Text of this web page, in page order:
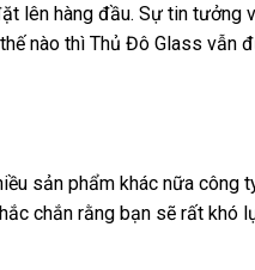
lên hàng đầu. Sự tin tưởng
nào thì Thủ Đô Glass
sản phẩm khác nữa
chắn rằng bạn sẽ rất khó